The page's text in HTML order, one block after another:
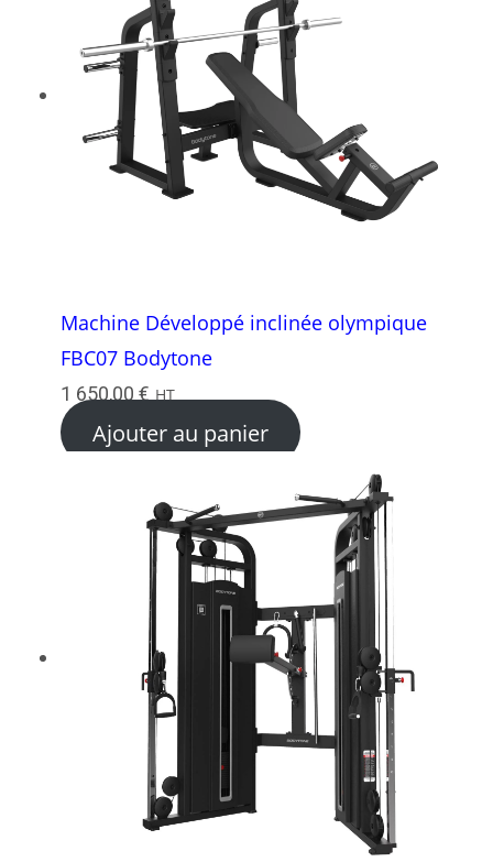
Machine Développé inclinée olympique
FBC07 Bodytone
1 650,00 € HT
Ajouter au panier